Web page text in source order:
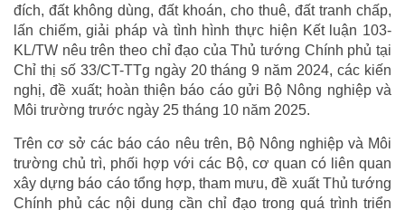
đích, đất không dùng, đất khoán, cho thuê, đất tranh chấp,
lấn chiếm, giải pháp và tình hình thực hiện Kết luận 103-
KL/TW nêu trên theo chỉ đạo của Thủ tướng Chính phủ tại
Chỉ thị số 33/CT-TTg ngày 20 tháng 9 năm 2024, các kiến
nghị, đề xuất; hoàn thiện báo cáo gửi Bộ Nông nghiệp và
Môi trường trước ngày 25 tháng 10 năm 2025.
Trên cơ sở các báo cáo nêu trên, Bộ Nông nghiệp và Môi
trường chủ trì, phối hợp với các Bộ, cơ quan có liên quan
xây dựng báo cáo tổng hợp, tham mưu, đề xuất Thủ tướng
Chính phủ các nội dung cần chỉ đạo trong quá trình triển